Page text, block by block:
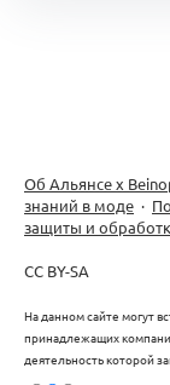
Об Альянсе х
знаний в моде ·
защиты и
CC BY-SA
На данном сайте могут
принадлежащих
деятельность которой